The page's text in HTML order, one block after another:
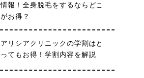
情報！全身脱毛をするならどこ
がお得？
アリシアクリニックの学割はと
ってもお得！学割内容を解説